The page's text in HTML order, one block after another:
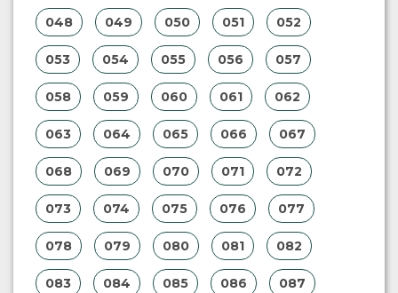
048 049 050 051 052
053 054 055 056 057
058 059 060 061 062
063 064 065 066 067
068 069 070 071 072
073 074 075 076 077
078 079 080 081 082
083 084 085 086 087